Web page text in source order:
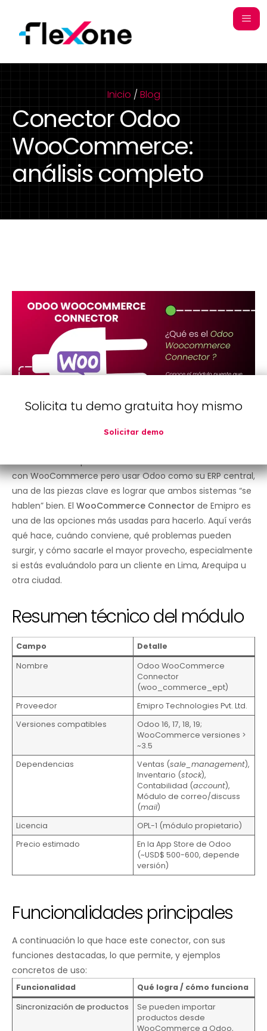
Inicio / Blog
Conector Odoo
WooCommerce:
análisis completo
octubre 30, 2025
con WooCommerce pero usar Odoo como su ERP central,
una de las piezas clave es lograr que ambos sistemas “se
hablen” bien. El WooCommerce Connector de Emipro es
una de las opciones más usadas para hacerlo. Aquí verás
qué hace, cuándo conviene, qué problemas pueden
surgir, y cómo sacarle el mayor provecho, especialmente
si estás evaluándolo para un cliente en Lima, Arequipa u
otra ciudad.
Resumen técnico del módulo
Campo
Detalle
Nombre
Odoo WooCommerce
Connector
(woo_commerce_ept)
Proveedor
Emipro Technologies Pvt. Ltd.
Versiones compatibles
Odoo 16, 17, 18, 19;
WooCommerce versiones >
~3.5
Dependencias
Ventas (sale_management),
Inventario (stock),
Contabilidad (account),
Módulo de correo/discuss
(mail)
Licencia
OPL-1 (módulo propietario)
Precio estimado
En la App Store de Odoo
(~USD$ 500-600, depende
versión)
Funcionalidades principales
A continuación lo que hace este conector, con sus
funciones destacadas, lo que permite, y ejemplos
concretos de uso:
Funcionalidad
Qué logra / cómo funciona
Sincronización de productos
Se pueden importar
productos desde
WooCommerce a Odoo,
Solicita tu demo gratuita hoy mismo
Solicitar demo